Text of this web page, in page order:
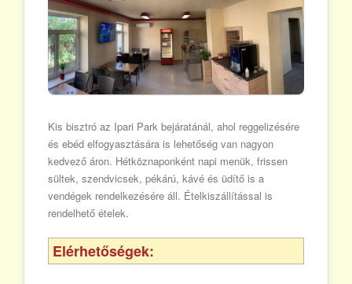
Kis bisztró az Ipari Park bejáratánál, ahol reggelizésére
és ebéd elfogyasztására is lehetőség van nagyon
kedvező áron. Hétköznaponként napi menük, frissen
sültek, szendvicsek, pékárú, kávé és üdítő is a
vendégek rendelkezésére áll. Ételkiszállítással is
rendelhető ételek.
Elérhetőségek: